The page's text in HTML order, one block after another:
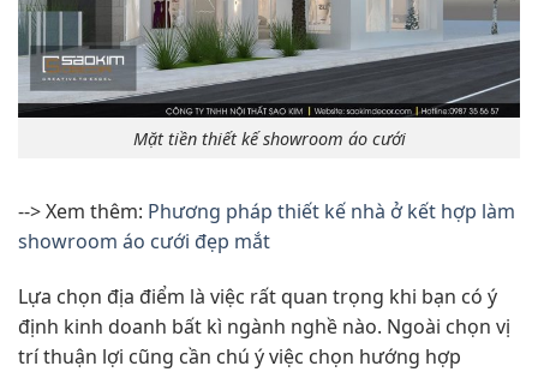
Mặt tiền thiết kế showroom áo cưới
--> Xem thêm: Phương pháp thiết kế nhà ở kết hợp làm
showroom áo cưới đẹp mắt
Lựa chọn địa điểm là việc rất quan trọng khi bạn có ý
định kinh doanh bất kì ngành nghề nào. Ngoài chọn vị
trí thuận lợi cũng cần chú ý việc chọn hướng hợp